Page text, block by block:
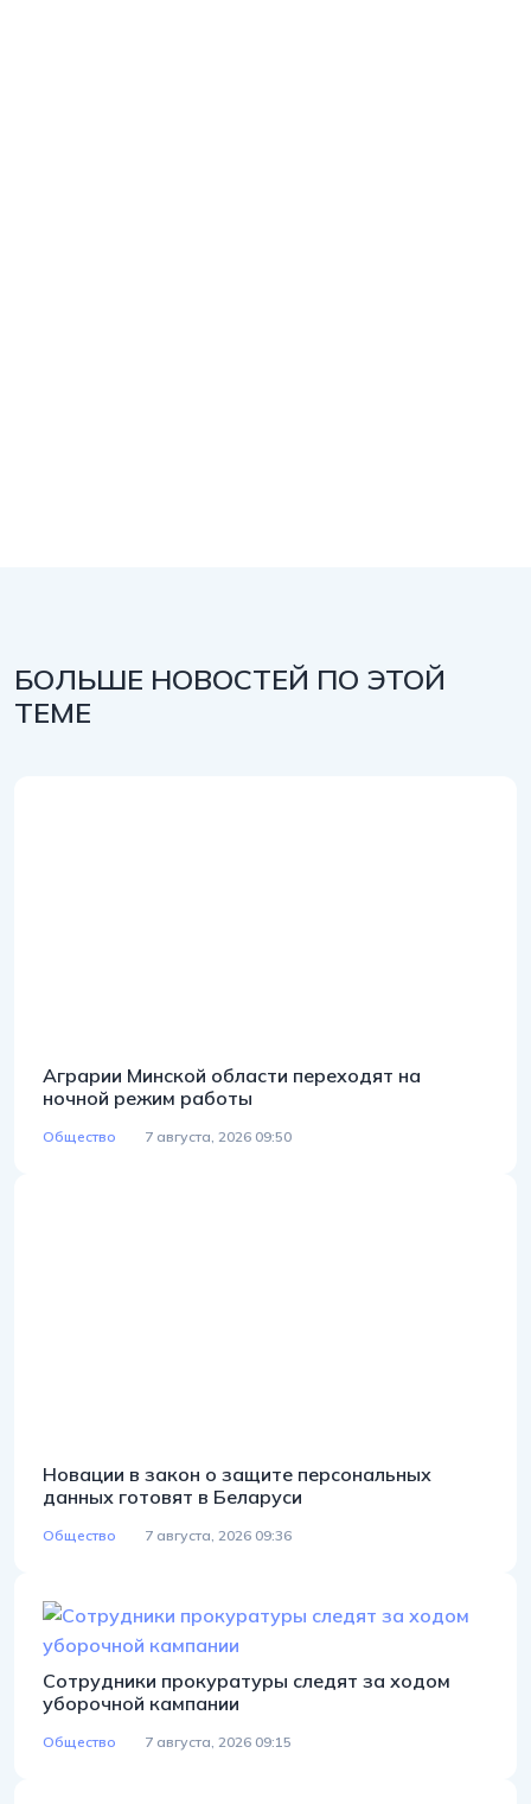
БОЛЬШЕ НОВОСТЕЙ ПО ЭТОЙ
ТЕМЕ
Аграрии Минской области переходят на
ночной режим работы
Общество 7 августа, 2026 09:50
Новации в закон о защите персональных
данных готовят в Беларуси
Общество 7 августа, 2026 09:36
Сотрудники прокуратуры следят за ходом
уборочной кампании
Общество 7 августа, 2026 09:15